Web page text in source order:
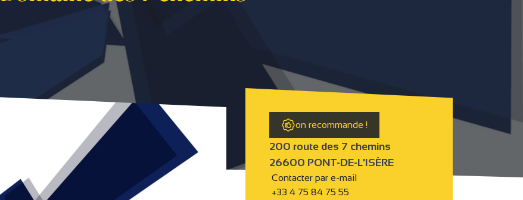
on recommande !
200 route des 7 chemins
26600 PONT-DE-L'ISÈRE
Contacter par e-mail
+33 4 75 84 75 55